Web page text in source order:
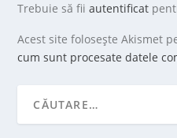
Trebuie să fiiautentificat
Acest site folosește Akismet
cum sunt procesate datele